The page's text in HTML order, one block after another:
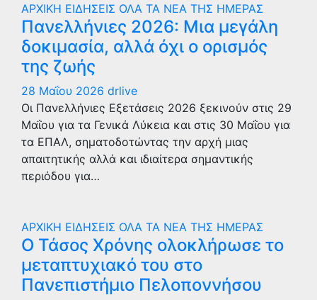
ΑΡΧΙΚΗ ΕΙΔΗΣΕΙΣ ΟΛΑ ΤΑ ΝΕΑ ΤΗΣ ΗΜΕΡΑΣ
Πανελλήνιες 2026: Μια μεγάλη
δοκιμασία, αλλά όχι ο ορισμός
της ζωής
28 Μαΐου 2026 drlive
Οι Πανελλήνιες Εξετάσεις 2026 ξεκινούν στις 29
Μαΐου για τα Γενικά Λύκεια και στις 30 Μαΐου για
τα ΕΠΑΛ, σηματοδοτώντας την αρχή μιας
απαιτητικής αλλά και ιδιαίτερα σημαντικής
περιόδου για…
ΑΡΧΙΚΗ ΕΙΔΗΣΕΙΣ ΟΛΑ ΤΑ ΝΕΑ ΤΗΣ ΗΜΕΡΑΣ
Ο Τάσος Χρόνης ολοκλήρωσε το
μεταπτυχιακό του στο
Πανεπιστήμιο Πελοποννήσου